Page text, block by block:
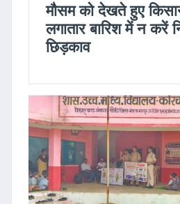
मौसम को देखते हुए
लगातार बारिश में न करें
छिड़काव